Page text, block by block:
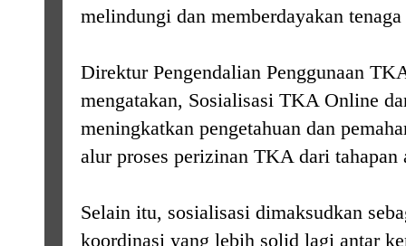
melindungi dan memberdayakan
Direktur Pengendalian Penggunaan
mengatakan, Sosialisasi TKA Online
meningkatkan pengetahuan dan
alur proses perizinan TKA dari
Selain itu, sosialisasi dimaksudkan
koordinasi yang lebih solid lagi antar